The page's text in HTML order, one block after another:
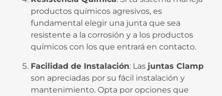
productos químicos agresivos, es
fundamental elegir una junta que sea
resistente a la corrosión y a los productos
químicos con los que entrará en contacto.
Facilidad de Instalación: Las juntas Clamp
son apreciadas por su fácil instalación y
mantenimiento. Opta por opciones que